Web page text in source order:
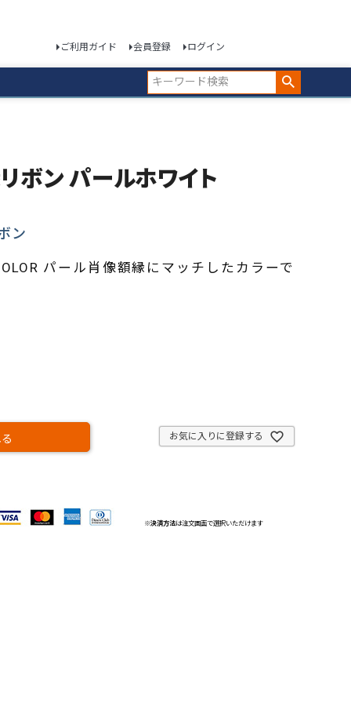
ご利用ガイド 会員登録 ログイン
ボン パールホワイト
ン
パール肖像額縁にマッチしたカラーで
お気に入りに登録する
※決済方法は注文画面で選択いただけます